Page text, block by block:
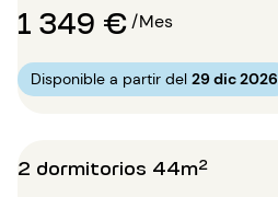
1 349 €/Mes
Disponible a partir del 29 dic 2026
2 dormitorios 44m²